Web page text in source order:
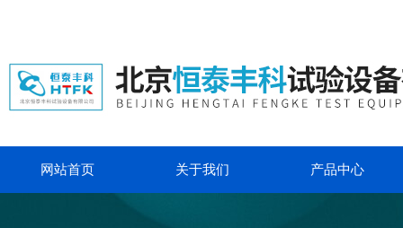
网站首页 关于我们 产品中心